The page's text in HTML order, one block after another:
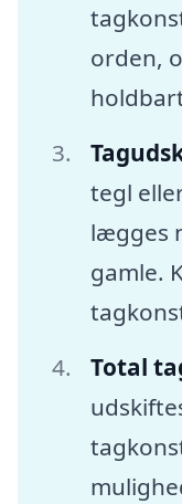
orden,
tegl
lægges
gamle.
Total